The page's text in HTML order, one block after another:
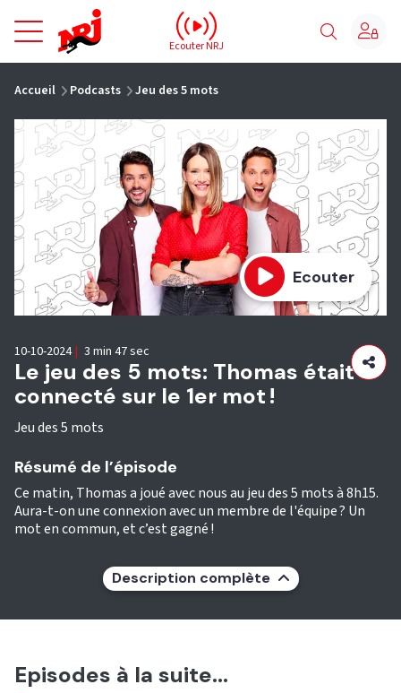
NRJ - Accueil
Ecouter NRJ
Accueil Podcasts Jeu des 5 mots
Ecouter
Le jeu des 5 mots: Thomas était
connecté sur le 1er mot !
Jeu des 5 mots
10-10-2024 | 3 min 47 sec
Résumé de l’épisode
Ce matin, Thomas a joué avec nous au jeu des 5 mots à 8h15.
Aura-t-on une connexion avec un membre de l'équipe ? Un
mot en commun, et c’est gagné !
Description complète
Episodes à la suite...